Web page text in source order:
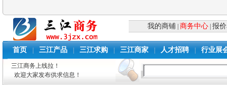
我的商铺 商务中心 |报
首页 三江产品 三江求购 三江商家 人才招聘 行业展
三江商务上线拉！
欢迎大家发布供求信息！